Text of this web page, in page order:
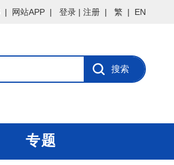
| 网站APP | 登录 | 注册 | 繁 | EN
专题